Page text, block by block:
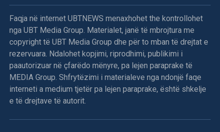
Faqja në internet UBTNEWS menaxhohet the kontrollohet
nga UBT Media Group. Materialet, janë të mbrojtura me
copyright të UBT Media Group dhe për to mban të drejtat e
rezervuara. Ndalohet kopjimi, riprodhimi, publikimi i
paautorizuar në çfarëdo mënyre, pa lejen paraprake të
MEDIA Group. Shfrytëzimi i materialeve nga ndonjë faqe
interneti a medium tjetër pa lejen paraprake, është shkelje
e të drejtave të autorit.